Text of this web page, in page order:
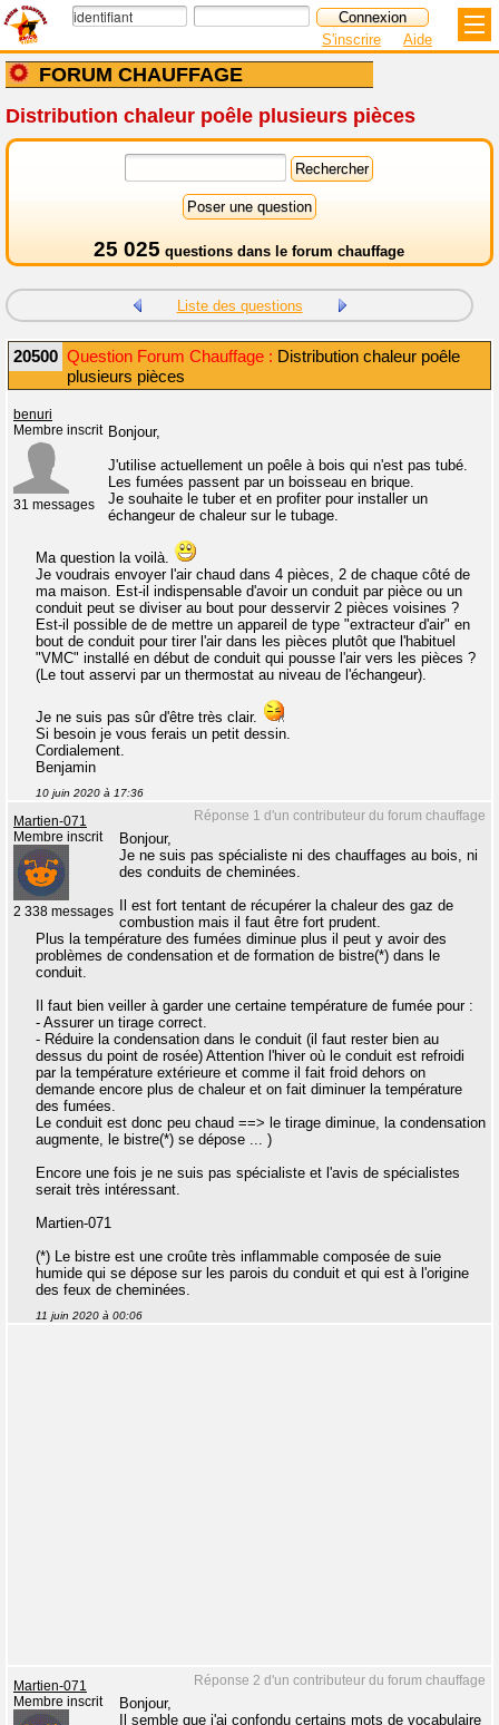
FORUM CHAUFFAGE
S'inscrire Aide
Distribution chaleur poêle plusieurs pièces
25 025 questions dans le forum chauffage
Liste des questions
20500 Question Forum Chauffage : Distribution chaleur poêle
plusieurs pièces
benuri
Membre inscrit
31 messages
Bonjour,
J'utilise actuellement un poêle à bois qui n'est pas tubé.
Les fumées passent par un boisseau en brique.
Je souhaite le tuber et en profiter pour installer un
échangeur de chaleur sur le tubage.
Ma question la voilà.
Je voudrais envoyer l'air chaud dans 4 pièces, 2 de chaque côté de
ma maison. Est-il indispensable d'avoir un conduit par pièce ou un
conduit peut se diviser au bout pour desservir 2 pièces voisines ?
Est-il possible de de mettre un appareil de type "extracteur d'air" en
bout de conduit pour tirer l'air dans les pièces plutôt que l'habituel
"VMC" installé en début de conduit qui pousse l'air vers les pièces ?
(Le tout asservi par un thermostat au niveau de l'échangeur).
Je ne suis pas sûr d'être très clair.
Si besoin je vous ferais un petit dessin.
Cordialement.
Benjamin
10 juin 2020 à 17:36
Réponse 1 d'un contributeur du forum chauffage
Martien-071
Membre inscrit
2 338 messages
Bonjour,
Je ne suis pas spécialiste ni des chauffages au bois, ni
des conduits de cheminées.
Il est fort tentant de récupérer la chaleur des gaz de
combustion mais il faut être fort prudent.
Plus la température des fumées diminue plus il peut y avoir des
problèmes de condensation et de formation de bistre(*) dans le
conduit.
Il faut bien veiller à garder une certaine température de fumée pour :
- Assurer un tirage correct.
- Réduire la condensation dans le conduit (il faut rester bien au
dessus du point de rosée) Attention l'hiver où le conduit est refroidi
par la température extérieure et comme il fait froid dehors on
demande encore plus de chaleur et on fait diminuer la température
des fumées.
Le conduit est donc peu chaud ==> le tirage diminue, la condensation
augmente, le bistre(*) se dépose ... )
Encore une fois je ne suis pas spécialiste et l'avis de spécialistes
serait très intéressant.
Martien-071
(*) Le bistre est une croûte très inflammable composée de suie
humide qui se dépose sur les parois du conduit et qui est à l'origine
des feux de cheminées.
11 juin 2020 à 00:06
Réponse 2 d'un contributeur du forum chauffage
Martien-071
Membre inscrit
Bonjour,
Il semble que j'ai confondu certains mots de vocabulaire